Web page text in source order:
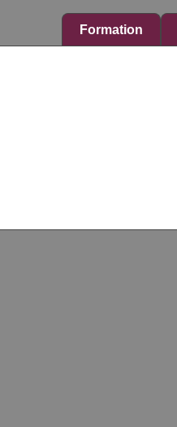
Formation